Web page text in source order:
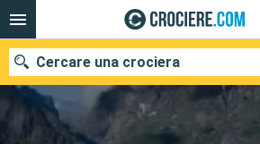
Cercare una crociera